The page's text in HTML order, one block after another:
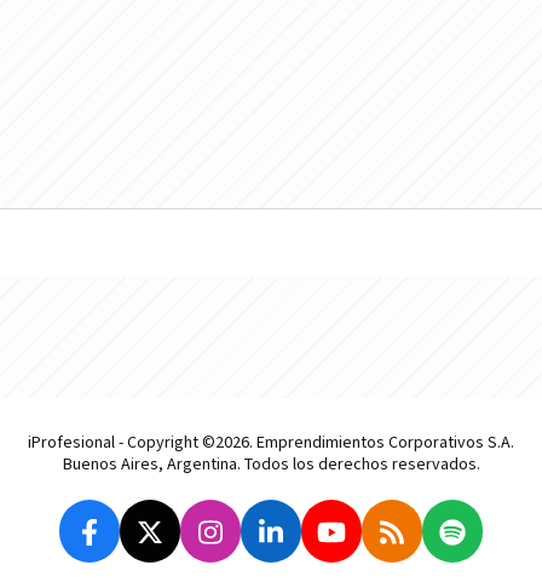
iProfesional - Copyright ©2026. Emprendimientos Corporativos S.A.
Buenos Aires, Argentina. Todos los derechos reservados.